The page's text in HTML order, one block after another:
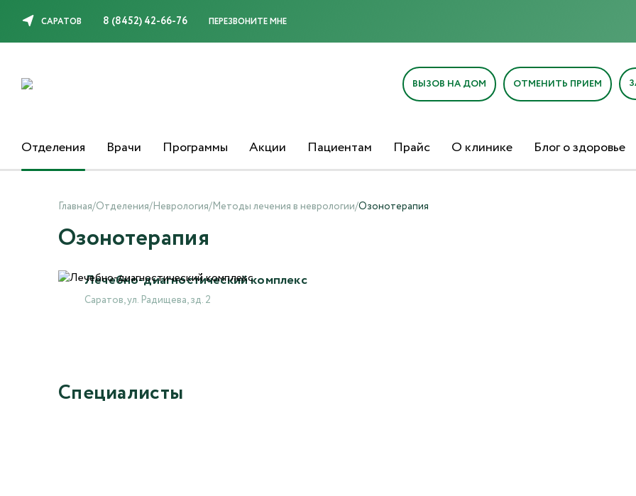
САРАТОВ 8 (8452) 42-66-76 ПЕРЕЗВОНИТЕ МНЕ
ВЫЗОВ НА ДОМ ОТМЕНИТЬ ПРИЕМ
Отделения Врачи Программы Акции Пациентам Прайс О клинике Блог о здоровье
Главная/Отделения/Неврология/Методы лечения в неврологии/Озонотерапия
Озонотерапия
Лечебно-диагностический комплекс
Саратов, ул. Радищева, зд. 2
Специалисты